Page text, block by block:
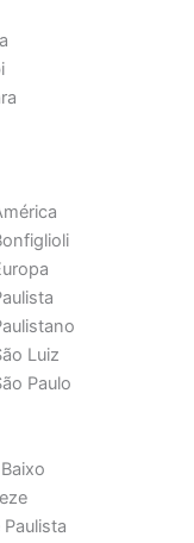
Luiz
Paulo